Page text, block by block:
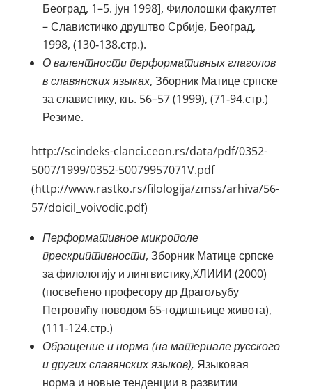
Београд, 1–5. јун 1998], Филолошки факултет
– Славистичко друштво Србије, Београд,
1998, (130‑138.стр.).
Овалентности перформативных глаголов
в славянских языках, Зборник Матице српске
за славистику, књ. 56–57 (1999), (71‑94.стр.)
Резиме.
http://scindeks-clanci.ceon.rs/data/pdf/0352-
5007/1999/0352-50079957071V.pdf
(http://www.rastko.rs/filologija/zmss/arhiva/56-
57/doicil_voivodic.pdf)
Перформативное микрополе
прескриптивности, Зборник Матице српске
за филологију и лингвистику,XЛИИИ (2000)
(посвећено професору др Драгољубу
Петровићу поводом 65-годишњице живота),
(111‑124.стр.)
Обращение и норма (на материале русского
и других славянских языков), Языковая
норма и новые тенденции в развитии